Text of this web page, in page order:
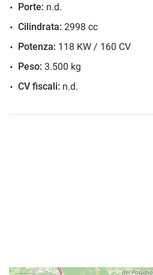
Porte: n.d.
Cilindrata: 2998 cc
Potenza: 118 KW / 160 CV
Peso: 3.500 kg
CV fiscali: n.d.